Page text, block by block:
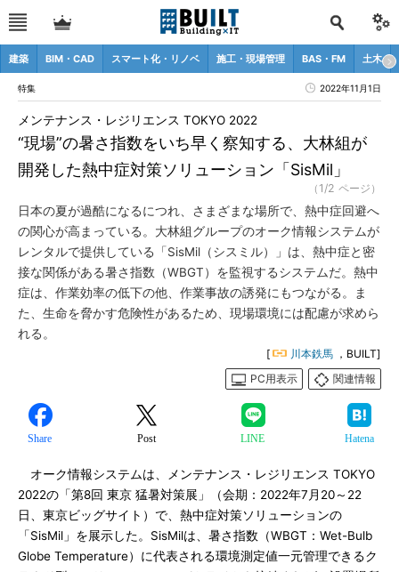
建築 BIM・CAD スマート化・リノベ 施工・現場管理 BAS・FM 土木
特集 2022年11月1日
“現場”の暑さ指数をいち早く察知する、大林組が
開発した熱中症対策ソリューション「SisMil」
メンテナンス・レジリエンス TOKYO 2022
（1/2 ページ）
日本の夏が過酷になるにつれ、さまざまな場所で、熱中症回避へ
の関心が高まっている。大林組グループのオーク情報システムが
レンタルで提供している「SisMil（シスミル）」は、熱中症と密
接な関係がある暑さ指数（WBGT）を監視するシステムだ。熱中
症は、作業効率の低下の他、作業事故の誘発にもつながる。ま
た、生命を脅かす危険性があるため、現場環境には配慮が求めら
れる。
[ 川本鉄馬 ，BUILT]
PC用表示
関連情報
Share Post LINE Hatena
オーク情報システムは、メンテナンス・レジリエンス TOKYO
2022の「第8回 東京 猛暑対策展」（会期：2022年7月20～22
日、東京ビッグサイト）で、熱中症対策ソリューションの
「SisMil」を展示した。SisMilは、暑さ指数（WBGT：Wet-Bulb
Globe Temperature）に代表される環境測定値一元管理できるク